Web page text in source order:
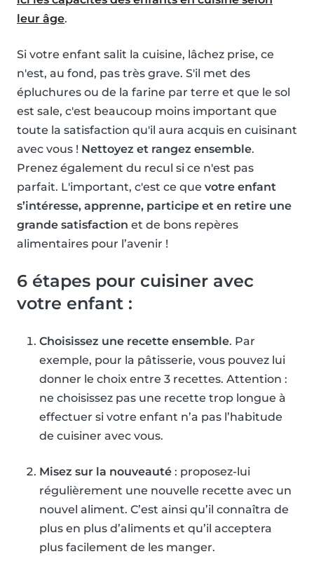
leur âge.
Si votre enfant salit la cuisine, lâchez prise, ce
n'est, au fond, pas très grave. S'il met des
épluchures ou de la farine par terre et que le sol
est sale, c'est beaucoup moins important que
toute la satisfaction qu'il aura acquis en cuisinant
avec vous ! Nettoyez et rangez ensemble.
Prenez également du recul si ce n'est pas
parfait. L'important, c'est ce que votre enfant
s’intéresse, apprenne, participe et en retire une
grande satisfaction et de bons repères
alimentaires pour l’avenir !
6 étapes pour cuisiner avec
votre enfant :
Choisissez une recette ensemble. Par
exemple, pour la pâtisserie, vous pouvez lui
donner le choix entre 3 recettes. Attention :
ne choisissez pas une recette trop longue à
effectuer si votre enfant n’a pas l’habitude
de cuisiner avec vous.
Misez sur la nouveauté : proposez-lui
régulièrement une nouvelle recette avec un
nouvel aliment. C’est ainsi qu’il connaîtra de
plus en plus d’aliments et qu’il acceptera
plus facilement de les manger.